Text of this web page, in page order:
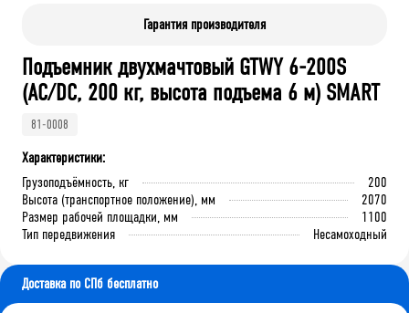
Гарантия производителя
Подъемник двухмачтовый GTWY 6-200S
(AC/DC, 200 кг, высота подъема 6 м) SMART
81-0008
Характеристики:
Грузоподъёмность, кг
200
Высота (транспортное положение), мм
2070
Размер рабочей площадки, мм
1100
Тип передвижения
Несамоходный
Доставка по СПб бесплатно